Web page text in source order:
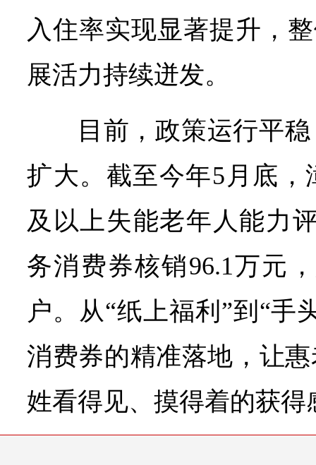
入住率实现显著提升，
展活力持续迸发。
目前，政策运行平
扩大。截至今年5月底
及以上失能老年人能力
务消费券核销96.1万元
户。从“纸上福利”到“手
消费券的精准落地，让
姓看得见、摸得着的获得